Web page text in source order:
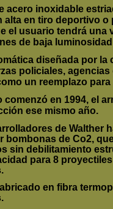
acero inoxidable
alta en tiro deportivo o
el usuario tendrá una
de baja
diseñada por la
policiales,
un reemplazo para
comenzó en 1994, el
ese mismo año.
de Walther
bombonas de Co2,
sin debilitamiento
para 8 proyectiles
en fibra